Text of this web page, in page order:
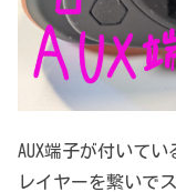
AUX端子が付いて
レイヤーを繋いで